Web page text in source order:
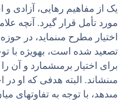
یک از مفاهیم رهایى، آزادى و
مورد تأمل قرار گیرد. آنچه
اختیار مطرح مى‏نماید، در
تصعید شده است، به‏ویژه با
براى اختیار برمى‏شمارد و آن
مى‏نشاند. البته هدفى که او در
مى‏دهد، با توجه به تفاوت‏هاى